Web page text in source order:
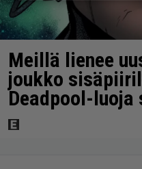
Meillä lienee
joukko
Deadpool-luoja